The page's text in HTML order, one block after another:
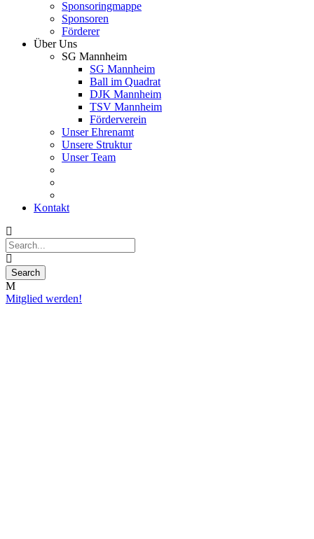
Sponsoringmappe
Sponsoren
Förderer
Über Uns
SG Mannheim
SG Mannheim
Ball im Quadrat
DJK Mannheim
TSV Mannheim
Förderverein
Unser Ehrenamt
Unsere Struktur
Unser Team
Kontakt
Mitglied werden!